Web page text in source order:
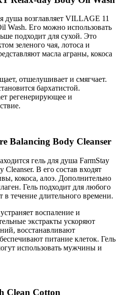
душа возглавляет VILLAGE 11
Wash. Его можно использовать
подходит для сухой. Это
зеленого чая, лотоса и
масла аграны, кокоса
отшелушивает и смягчает.
бархатистой.
регенерирующее и
Balancing Body Cleanser
гель для душа FarmStay
В его состав входят
кокоса, алоэ. Дополнительно
Гель подходит для любого
в течение длительного времени.
воспаление и
экстракты ускоряют
восстанавливают
питание клеток. Гель
использовать мужчины и
Clean Cotton